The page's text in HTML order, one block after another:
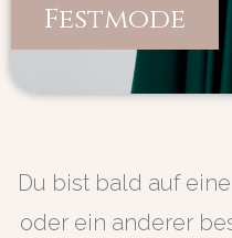
Festmode
Du bist bald auf
oder ein anderer